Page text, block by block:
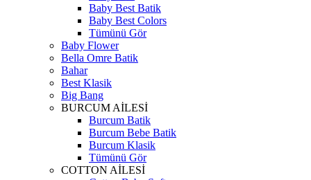
Baby Best Batik
Baby Best Colors
Tümünü Gör
Baby Flower
Bella Omre Batik
Bahar
Best Klasik
Big Bang
BURCUM AİLESİ
Burcum Batik
Burcum Bebe Batik
Burcum Klasik
Tümünü Gör
COTTON AİLESİ